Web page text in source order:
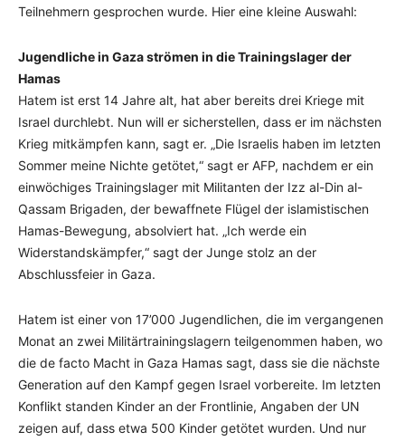
Teilnehmern gesprochen wurde. Hier eine kleine Auswahl:
Jugendliche in Gaza strömen in die Trainingslager der
Hamas
Hatem ist erst 14 Jahre alt, hat aber bereits drei Kriege mit
Israel durchlebt. Nun will er sicherstellen, dass er im nächsten
Krieg mitkämpfen kann, sagt er. „Die Israelis haben im letzten
Sommer meine Nichte getötet,“ sagt er AFP, nachdem er ein
einwöchiges Trainingslager mit Militanten der Izz al-Din al-
Qassam Brigaden, der bewaffnete Flügel der islamistischen
Hamas-Bewegung, absolviert hat. „Ich werde ein
Widerstandskämpfer,“ sagt der Junge stolz an der
Abschlussfeier in Gaza.
Hatem ist einer von 17’000 Jugendlichen, die im vergangenen
Monat an zwei Militärtrainingslagern teilgenommen haben, wo
die de facto Macht in Gaza Hamas sagt, dass sie die nächste
Generation auf den Kampf gegen Israel vorbereite. Im letzten
Konflikt standen Kinder an der Frontlinie, Angaben der UN
zeigen auf, dass etwa 500 Kinder getötet wurden. Und nur